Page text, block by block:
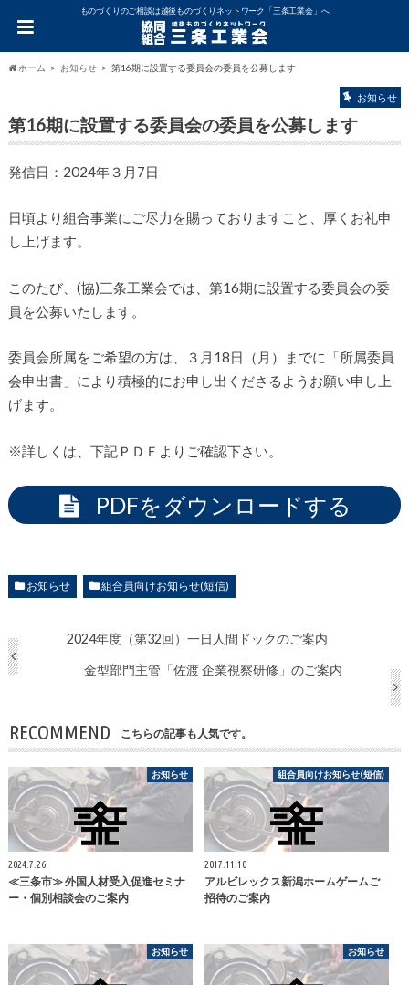
ものづくりのご相談は越後ものづくりネットワーク「三条工業会」へ
ホーム お知らせ 第16期に設置する委員会の委員を公募します
お知らせ
第16期に設置する委員会の委員を公募します
発信日：2024年３月7日
日頃より組合事業にご尽力を賜っておりますこと、厚くお礼申
し上げます。
このたび、(協)三条工業会では、第16期に設置する委員会の委
員を公募いたします。
委員会所属をご希望の方は、３月18日（月）までに「所属委員
会申出書」により積極的にお申し出くださるようお願い申し上
げます。
※詳しくは、下記ＰＤＦよりご確認下さい。
PDFをダウンロードする
お知らせ 組合員向けお知らせ(短信)
2024年度（第32回）一日人間ドックのご案内
金型部門主管「佐渡 企業視察研修」のご案内
RECOMMEND こちらの記事も人気です。
お知らせ
2024.7.26
≪三条市≫ 外国人材受入促進セミナ
ー・個別相談会のご案内
組合員向けお知らせ(短信)
2017.11.10
アルビレックス新潟ホームゲームご
招待のご案内
お知らせ お知らせ